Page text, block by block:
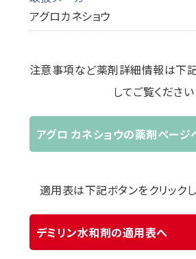
アグロカネショウ
注意事項など薬剤詳細情報は下
してご覧ください
アグロ カネショウの薬剤ページ
適用表は下記ボタンをクリック
デミリン水和剤の適用表へ